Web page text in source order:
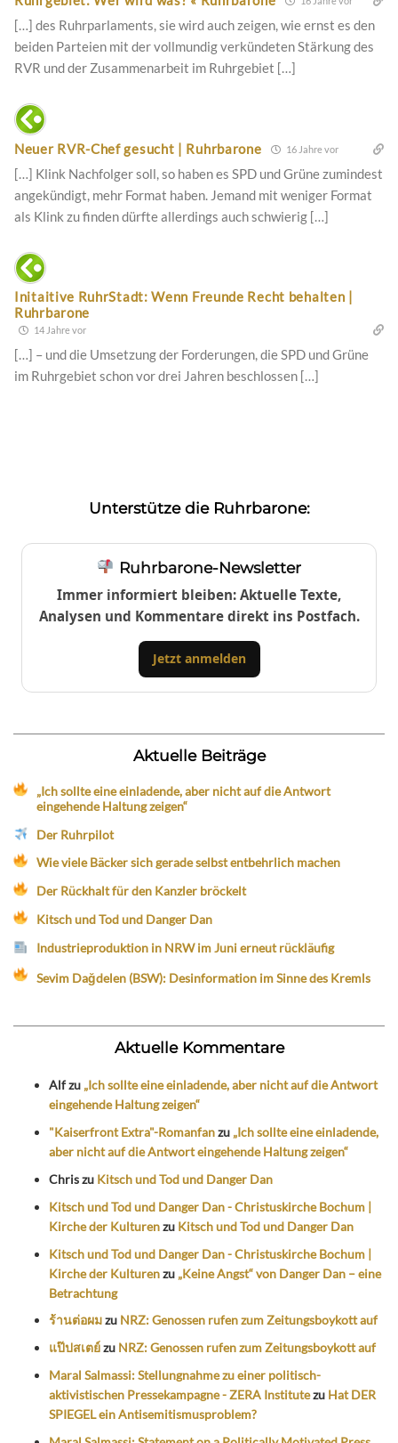
[…] des Ruhrparlaments, sie wird auch zeigen, wie ernst es den
beiden Parteien mit der vollmundig verkündeten Stärkung des
RVR und der Zusammenarbeit im Ruhrgebiet […]
Neuer RVR-Chef gesucht | Ruhrbarone 16 Jahre vor
[…] Klink Nachfolger soll, so haben es SPD und Grüne zumindest
angekündigt, mehr Format haben. Jemand mit weniger Format
als Klink zu finden dürfte allerdings auch schwierig […]
Initaitive RuhrStadt: Wenn Freunde Recht behalten |
Ruhrbarone
14 Jahre vor
[…] – und die Umsetzung der Forderungen, die SPD und Grüne
im Ruhrgebiet schon vor drei Jahren beschlossen […]
Unterstütze die Ruhrbarone:
Ruhrbarone-Newsletter
Immer informiert bleiben: Aktuelle Texte,
Analysen und Kommentare direkt ins Postfach.
Jetzt anmelden
Aktuelle Beiträge
„Ich sollte eine einladende, aber nicht auf die Antwort
eingehende Haltung zeigen“
Der Ruhrpilot
Wie viele Bäcker sich gerade selbst entbehrlich machen
Der Rückhalt für den Kanzler bröckelt
Kitsch und Tod und Danger Dan
Industrieproduktion in NRW im Juni erneut rückläufig
Sevim Dağdelen (BSW): Desinformation im Sinne des Kremls
Aktuelle Kommentare
Alfzu „Ich sollte eine einladende, aber nicht auf die Antwort
eingehende Haltung zeigen“
"Kaiserfront Extra"-Romanfanzu „Ich sollte eine einladende,
aber nicht auf die Antwort eingehende Haltung zeigen“
Chriszu Kitsch und Tod und Danger Dan
Kitsch und Tod und Danger Dan - Christuskirche Bochum |
Kirche der Kulturenzu Kitsch und Tod und Danger Dan
Kitsch und Tod und Danger Dan - Christuskirche Bochum |
Kirche der Kulturenzu „Keine Angst“ von Danger Dan – eine
Betrachtung
ร้านต่อผมzu NRZ: Genossen rufen zum Zeitungsboykott auf
แป๊ปสเตย์zu NRZ: Genossen rufen zum Zeitungsboykott auf
Maral Salmassi: Stellungnahme zu einer politisch-
aktivistischen Pressekampagne - ZERA Institutezu Hat DER
SPIEGEL ein Antisemitismusproblem?